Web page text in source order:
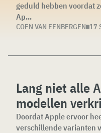
geduld hebben voordat
Ap...
COEN VAN EENBERGEN 17
Lang niet alle
modellen
Doordat Apple ervoor
verschillende varianten